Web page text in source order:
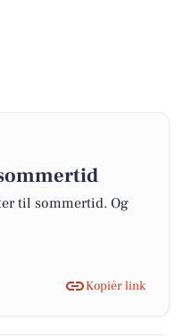
til sommertid. Og
Kopiér link